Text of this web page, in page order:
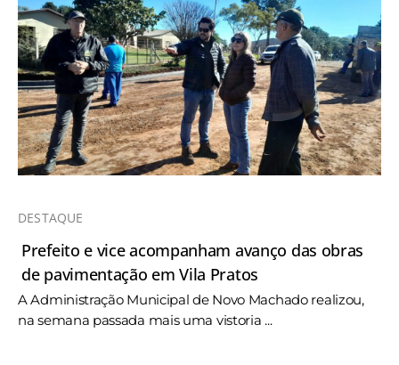
DESTAQUE
Prefeito e vice acompanham avanço das obras
de pavimentação em Vila Pratos
A Administração Municipal de Novo Machado realizou,
na semana passada mais uma vistoria ...